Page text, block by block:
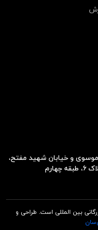
موسوی و خیابان شهید مفتح،
بین المللی است. طراحی و